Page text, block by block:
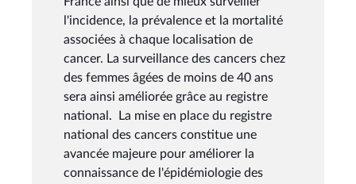
l'incidence, la prévalence et la mortalité
associées à chaque localisation de
cancer. La surveillance des cancers chez
des femmes âgées de moins de 40 ans
sera ainsi améliorée grâce au registre
national. La mise en place du registre
national des cancers constitue une
avancée majeure pour améliorer la
connaissance de l'épidémiologie des